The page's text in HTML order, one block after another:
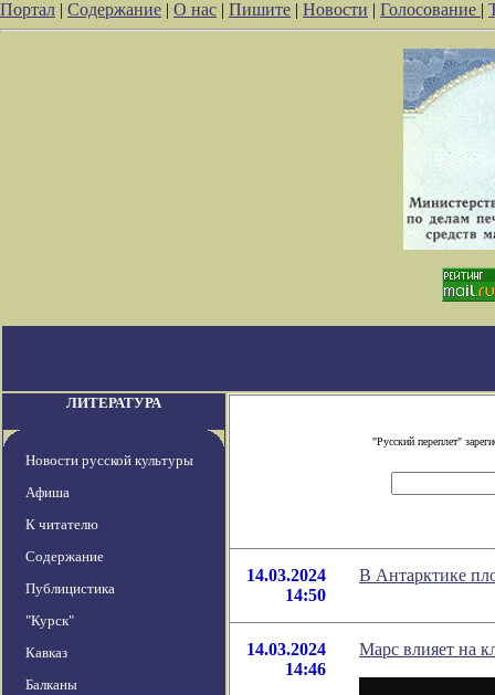
Портал | Содержание | О нас | Пишите | Новости | Голосование |
ЛИТЕРАТУРА
Новости русской культуры
Афиша
К читателю
Содержание
Публицистика
"Курск"
Кавказ
Балканы
"Русский переплет"
14.03.2024
14:50
В Антарктике
14.03.2024
14:46
Марс влияет на